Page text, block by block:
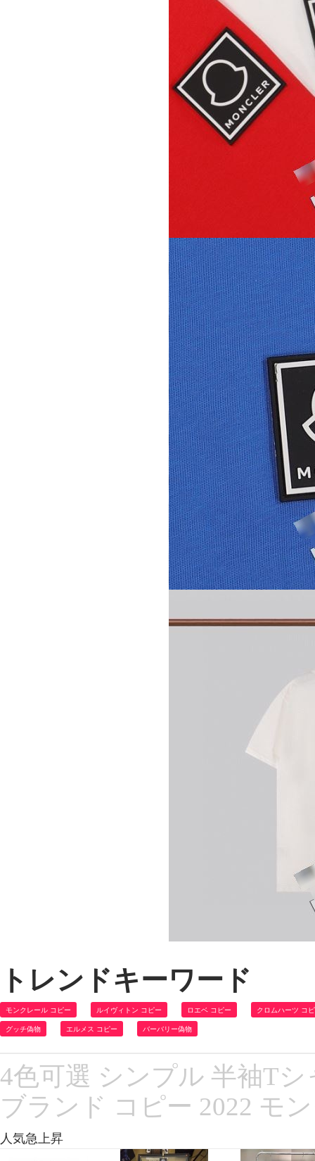
トレンドキーワード
モンクレール コピー ルイヴィトン コピー ロエベ コピー クロムハーツ コ
グッチ偽物 エルメス コピー バーバリー偽物
4色可選 シンプル 半袖T
ブランド コピー 2022 モ
人気急上昇